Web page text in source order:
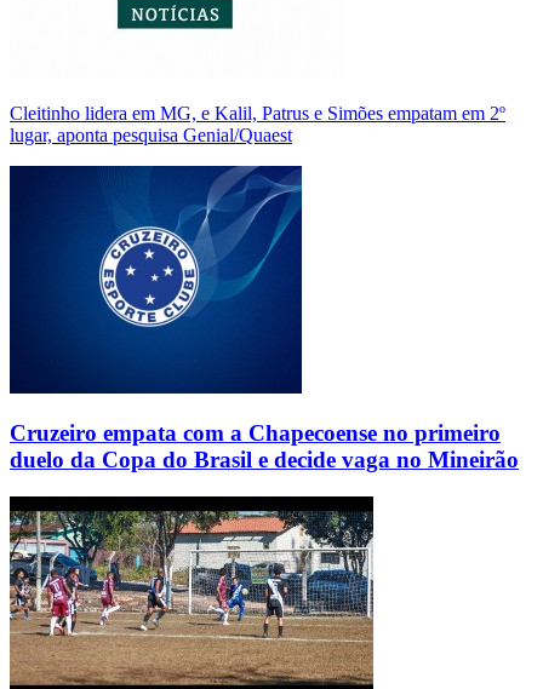
Cleitinho lidera em MG, e Kalil, Patrus e Simões empatam em 2º
lugar, aponta pesquisa Genial/Quaest
Cruzeiro empata com a Chapecoense no primeiro
duelo da Copa do Brasil e decide vaga no Mineirão